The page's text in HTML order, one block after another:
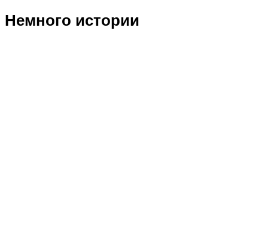
Немного истории